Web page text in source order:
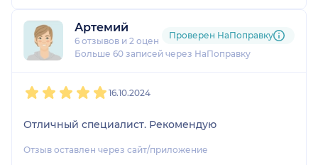
раз!
Артемий
6 отзывов и 2 оценки
Больше 60 записей через НаПоправку
Проверен НаПоправку
16.10.2024
Отличный специалист. Рекомендую
Отзыв оставлен через сайт/приложение